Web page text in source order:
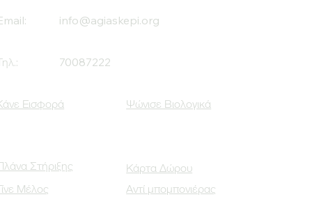
info@agiaskepi.org
70087222
Εισφορά Ψώνισε Βιολογικά
Στήριξης
Μέλος
Κάρτα Δώρου
Αντί μπομπονιέρας